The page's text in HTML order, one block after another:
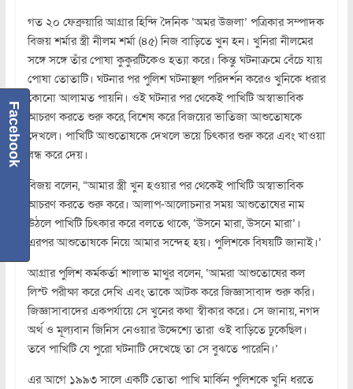
গত ২০ ফেব্রুয়ারি আগ্রার হিন্দি দৈনিক ‘অমর উজলা’ পত্রিকার সম্পাদক
বিজয় শর্মার স্ত্রী নীলম শর্মা (৪৫) নিজ বাড়িতে খুন হন। খুনিরা নীলমের
সঙ্গে সঙ্গে তাঁর পোষা কুকুরটিকেও হত্যা করে। কিন্তু ঘটনাক্রমে বেঁচে যায়
পোষা তোতাটি। ঘটনার পর পুলিশ ঘটনাস্থল পরিদর্শন করেও খুনিকে ধরার
কোনো আলামত পায়নি। ওই ঘটনার পর থেকেই পাখিটি অস্বাভাবিক
আচরণ করতে শুরু করে, বিশেষ করে বিজয়ের ভাতিজা আশুতোষকে
দেখলে। পাখিটি আশুতোষকে দেখলে ভয়ে চিৎকার শুরু করে এবং খাওয়া
বন্ধ করে দেয়।
বিজয় বলেন, “আমার স্ত্রী খুন হওয়ার পর থেকেই পাখিটি অস্বাভাবিক
আচরণ করতে শুরু করে। আলাপ-আলোচনার সময় আশুতোষের নাম
উঠলে পাখিটি চিৎকার করে বলতে থাকে, ‘উসনে মারা, উসনে মারা’।
এরপর আশুতোষকে নিয়ে আমার সন্দেহ হয়। পুলিশকে বিষয়টি জানাই।’
আগ্রার পুলিশ কর্মকর্তা শালাভ মাথুর বলেন, ‘আমরা আশুতোষের কল
লিস্ট পরীক্ষা করে দেখি এবং তাকে আটক করে জিজ্ঞাসাবাদ শুরু করি।
জিজ্ঞাসাবাদের একপর্যায়ে সে খুনের কথা স্বীকার করে। সে জানায়, নগদ
অর্থ ও মূল্যবান জিনিস নেওয়ার উদ্দেশ্যে তারা ওই বাড়িতে ঢুকেছিল।
তবে পাখিটি যে পুরো ঘটনাটি দেখেছে তা সে বুঝতে পারেনি।’
এর আগে ১৯৯৩ সালে একটি তোতা পাখি মার্কিন পুলিশকে খুনি ধরতে
Facebook